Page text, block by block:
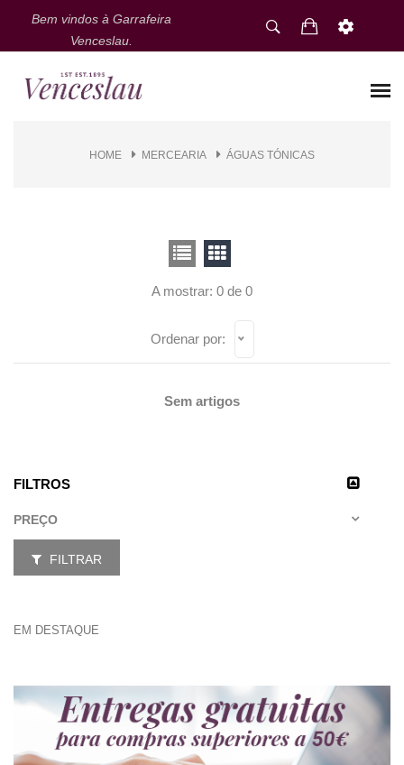
Bem vindos à Garrafeira
Venceslau.
HOME MERCEARIA ÁGUAS TÓNICAS
FILTROS
PREÇO
FILTRAR
EM DESTAQUE
A mostrar: 0 de 0
Ordenar por:
Sem artigos